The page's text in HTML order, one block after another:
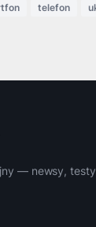
telefon
— newsy,